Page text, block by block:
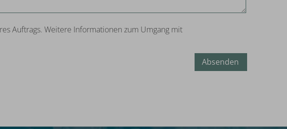
Auftrags. Weitere Informationen zum Umgang mit
Absenden